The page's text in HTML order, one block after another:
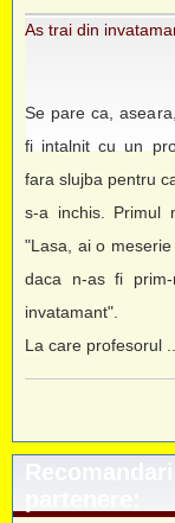
As trai din
Se pare ca,
fi intalnit cu un
fara slujba pentru
s-a inchis. Primul
"Lasa, ai o meserie
daca n-as fi
invatamant".
La care profesorul